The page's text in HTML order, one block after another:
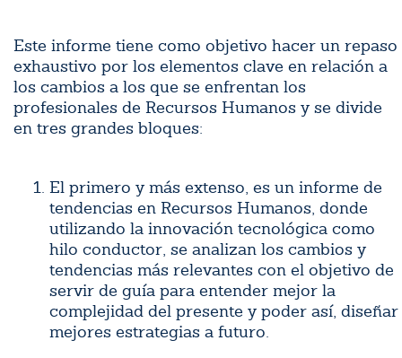
Este informe tiene como objetivo hacer un repaso
exhaustivo por los elementos clave en relación a
los cambios a los que se enfrentan los
profesionales de Recursos Humanos y se divide
en tres grandes bloques:
El primero y más extenso, es un informe de
tendencias en Recursos Humanos, donde
utilizando la innovación tecnológica como
hilo conductor, se analizan los cambios y
tendencias más relevantes con el objetivo de
servir de guía para entender mejor la
complejidad del presente y poder así, diseñar
mejores estrategias a futuro.